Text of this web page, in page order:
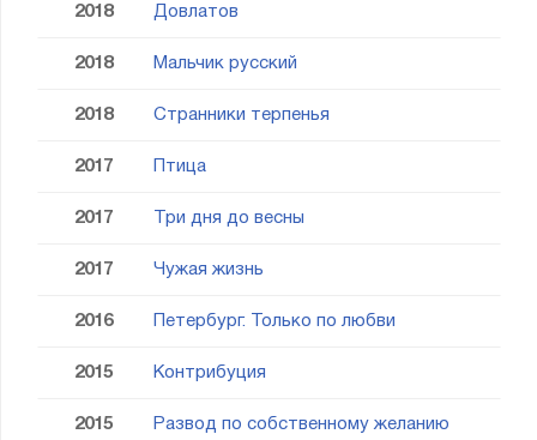
2018 Довлатов
2018 Мальчик русский
2018 Странники терпенья
2017 Птица
2017 Три дня до весны
2017 Чужая жизнь
2016 Петербург. Только по любви
2015 Контрибуция
2015 Развод по собственному желанию